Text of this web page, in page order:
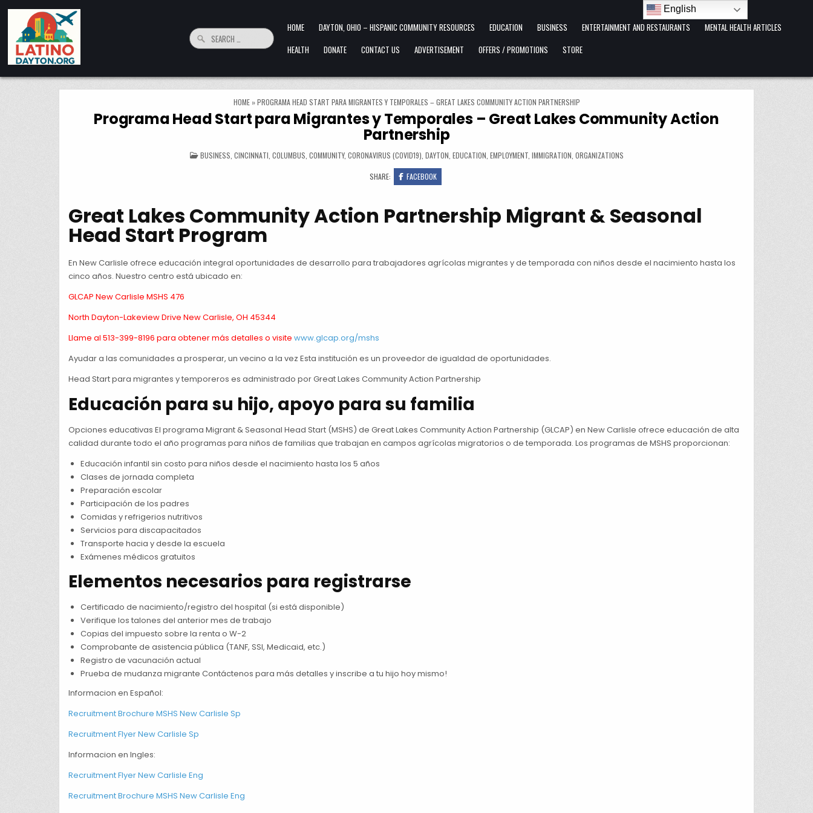
LatinoDayton.org
Search for: HOME DAYTON, OHIO – HISPANIC COMMUNITY RESOURCES EDUCATION BUSINESS ENTERTAINMENT AND RESTAURANTS
MENTAL HEALTH ARTICLES
HEALTH
DONATE CONTACT US ADVERTISEMENT OFFERS / PROMOTIONS STORE
HOME»PROGRAMA HEAD START PARA MIGRANTES Y TEMPORALES – GREAT LAKES COMMUNITY ACTION PARTNERSHIP
Programa Head Start para Migrantes y Temporales – Great Lakes Community Action
Partnership
POSTED IN
BUSINESS CINCINNATI COLUMBUS COMMUNITY, CORONAVIRUS (COVID19) DAYTON EDUCATION EMPLOYMENT, IMMIGRATION ORGANIZATIONS
SHARE: FACEBOOK
Great Lakes Community Action Partnership Migrant & Seasonal
Head Start Program
En New Carlisle ofrece educación integral oportunidades de desarrollo para trabajadores agrícolas migrantes y de temporada con niños desde el nacimiento hasta los
cinco años. Nuestro centro está ubicado en:
GLCAP New Carlisle MSHS 476
North Dayton-Lakeview Drive New Carlisle, OH 45344
Llame al 513-399-8196 para obtener más detalles o visite www.glcap.org/mshs
Ayudar a las comunidades a prosperar, un vecino a la vez Esta institución es un proveedor de igualdad de oportunidades.
Head Start para migrantes y temporeros es administrado por Great Lakes Community Action Partnership
Educación para su hijo, apoyo para su familia
Opciones educativas El programa Migrant & Seasonal Head Start (MSHS) de Great Lakes Community Action Partnership (GLCAP) en New Carlisle ofrece educación de alta
calidad durante todo el año programas para niños de familias que trabajan en campos agrícolas migratorios o de temporada. Los programas de MSHS proporcionan:
Educación infantil sin costo para niños desde el nacimiento hasta los 5 años
Clases de jornada completa
Preparación escolar
Participación de los padres
Comidas y refrigerios nutritivos
Servicios para discapacitados
Transporte hacia y desde la escuela
Exámenes médicos gratuitos
Elementos necesarios para registrarse
Certificado de nacimiento/registro del hospital (si está disponible)
Verifique los talones del anterior mes de trabajo
Copias del impuesto sobre la renta o W-2
Comprobante de asistencia pública (TANF, SSI, Medicaid, etc.)
Registro de vacunación actual
Prueba de mudanza migrante Contáctenos para más detalles y inscribe a tu hijo hoy mismo!
Informacion en Español:
Recruitment Brochure MSHS New Carlisle Sp
Recruitment Flyer New Carlisle Sp
Informacion en Ingles:
Recruitment Flyer New Carlisle Eng
Recruitment Brochure MSHS New Carlisle Eng
English